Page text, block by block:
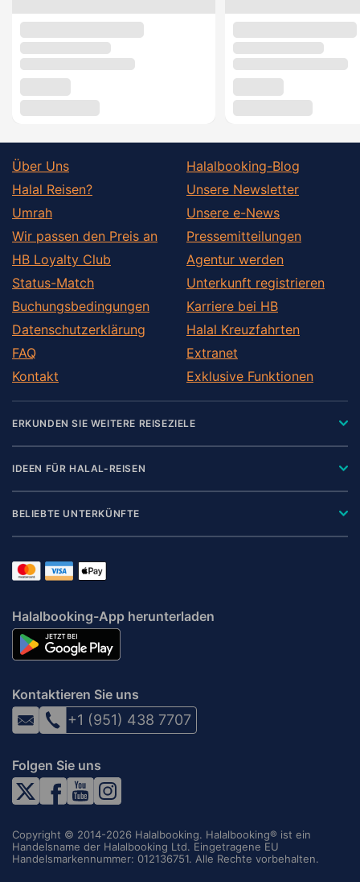
Über Uns
Halal Reisen?
Umrah
Wir passen den Preis an
HB Loyalty Club
Status-Match
Buchungsbedingungen
Datenschutzerklärung
FAQ
Kontakt
Halalbooking-Blog
Unsere Newsletter
Unsere e-News
Pressemitteilungen
Agentur werden
Unterkunft registrieren
Karriere bei HB
Halal Kreuzfahrten
Extranet
Exklusive Funktionen
ERKUNDEN SIE WEITERE REISEZIELE
IDEEN FÜR HALAL-REISEN
BELIEBTE UNTERKÜNFTE
Halalbooking-App herunterladen
Kontaktieren Sie uns
+1 (951) 438 7707
Folgen Sie uns
Copyright © 2014-2026 Halalbooking. Halalbooking® ist ein
Handelsname der Halalbooking Ltd. Eingetragene EU
Handelsmarkennummer: 012136751. Alle Rechte vorbehalten.